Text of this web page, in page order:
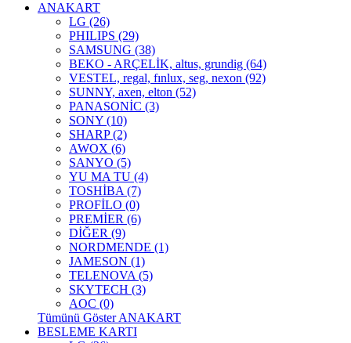
ANAKART
LG (26)
PHILIPS (29)
SAMSUNG (38)
BEKO - ARÇELİK, altus, grundig (64)
VESTEL, regal, fınlux, seg, nexon (92)
SUNNY, axen, elton (52)
PANASONİC (3)
SONY (10)
SHARP (2)
AWOX (6)
SANYO (5)
YU MA TU (4)
TOSHİBA (7)
PROFİLO (0)
PREMİER (6)
DİĞER (9)
NORDMENDE (1)
JAMESON (1)
TELENOVA (5)
SKYTECH (3)
AOC (0)
Tümünü Göster ANAKART
BESLEME KARTI